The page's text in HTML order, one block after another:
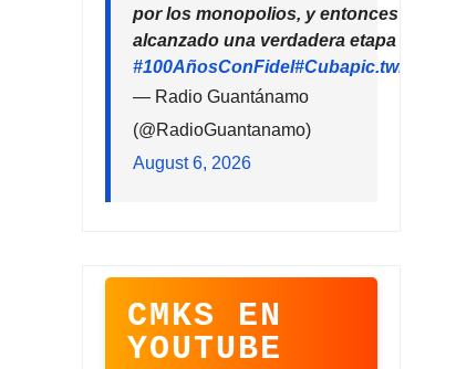
por los monopolios, y entonces la
alcanzado una verdadera etapa de
#100AñosConFidel#Cuba
— Radio Guantánamo
(@RadioGuantanamo)
August 6, 2026
CMKS EN
YOUTUBE